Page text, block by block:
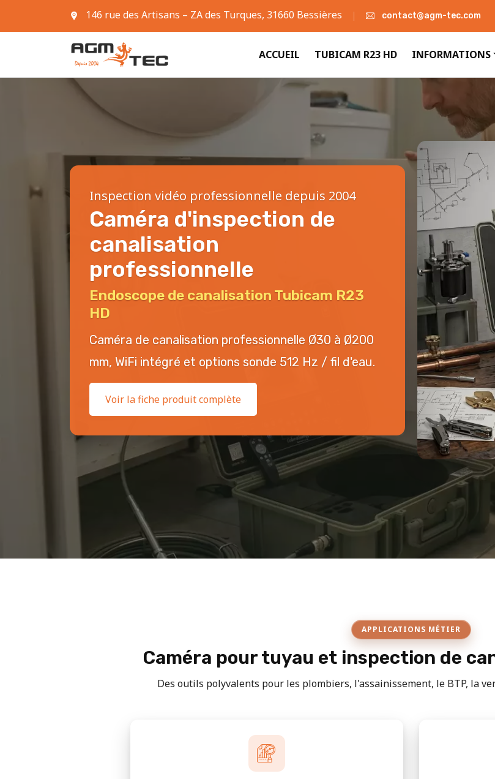
146 rue des Artisans – ZA des Turques, 31660 Bessières contact@agm-tec.com
05 61 42 90 63
ACCUEIL TUBICAM R23 HD INFORMATIONS
Inspection vidéo professionnelle depuis 2004
Caméra d'inspection de
canalisation
professionnelle
Endoscope de canalisation Tubicam R23
HD
Caméra de canalisation professionnelle Ø30 à Ø200
mm, WiFi intégré et options sonde 512 Hz / fil d'eau.
Voir la fiche produit complète
APPLICATIONS MÉTIER
Caméra pour tuyau et inspection de
Des outils polyvalents pour les plombiers, l'assainissement, le BTP, la